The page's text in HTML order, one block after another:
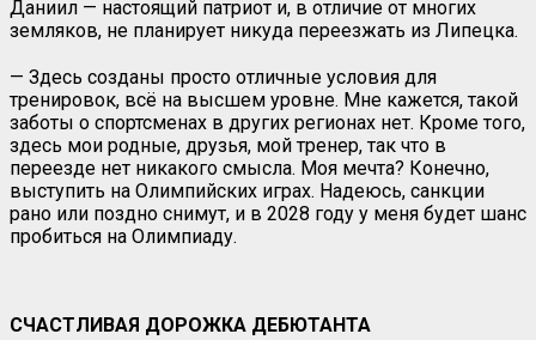
Даниил — настоящий патриот и, в отличие от многих
земляков, не планирует никуда переезжать из Липецка.
— Здесь созданы просто отличные условия для
тренировок, всё на высшем уровне. Мне кажется, такой
заботы о спортсменах в других регионах нет. Кроме того,
здесь мои родные, друзья, мой тренер, так что в
переезде нет никакого смысла. Моя мечта? Конечно,
выступить на Олимпийских играх. Надеюсь, санкции
рано или поздно снимут, и в 2028 году у меня будет шанс
пробиться на Олимпиаду.
СЧАСТЛИВАЯ ДОРОЖКА ДЕБЮТАНТА